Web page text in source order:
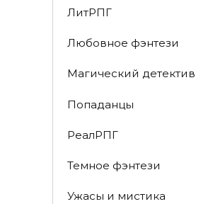
ЛитРПГ
Любовное фэнтези
Магический детектив
Попаданцы
РеалРПГ
Темное фэнтези
Ужасы и мистика